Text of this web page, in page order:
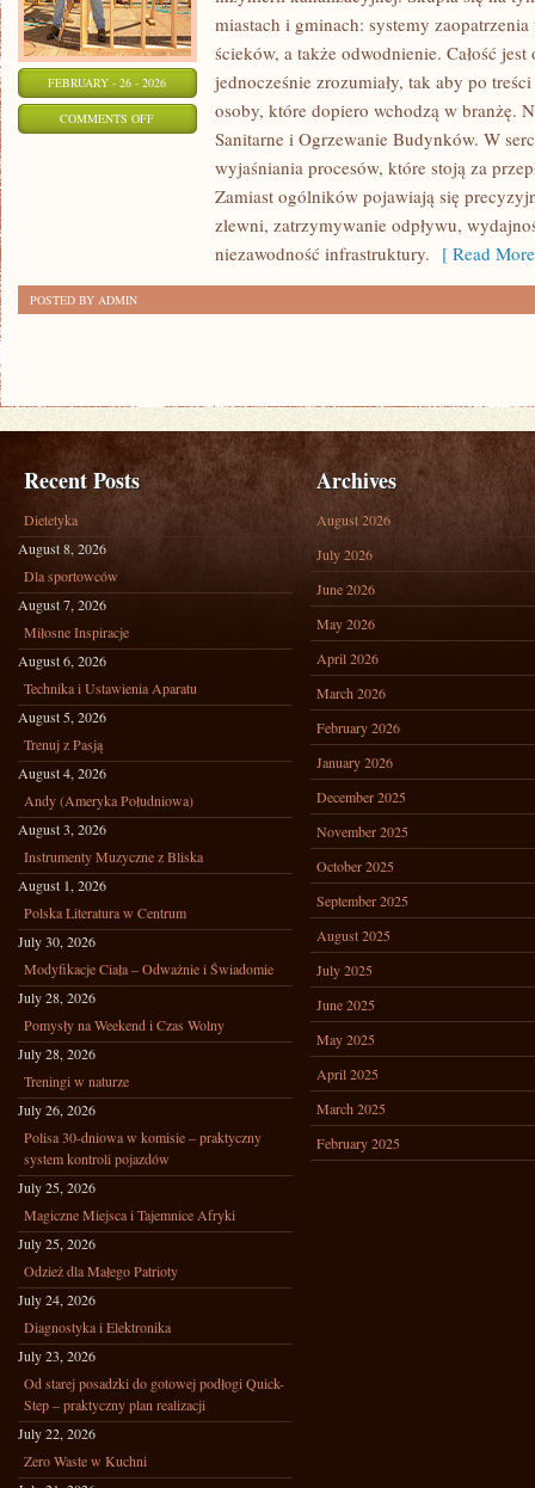
FEBRUARY - 26 - 2026
COMMENTS OFFON
INŻYNIERIA
KANALIZACYJNA
miastach i gminach: systemy
ścieków, a także odwodnienie. Całość
jednocześnie zrozumiały, tak aby po
osoby, które dopiero wchodzą w branżę.
Sanitarne i Ogrzewanie Budynków. W
wyjaśniania procesów, które stoją za
Zamiast ogólników pojawiają się
zlewni, zatrzymywanie odpływu,
niezawodność infrastruktury. [ Read
POSTED BY ADMIN
Recent Posts
Dietetyka
August 8, 2026
Dla sportowców
August 7, 2026
Miłosne Inspiracje
August 6, 2026
Technika i Ustawienia Aparatu
August 5, 2026
Trenuj z Pasją
August 4, 2026
Andy (Ameryka Południowa)
August 3, 2026
Instrumenty Muzyczne z Bliska
August 1, 2026
Polska Literatura w Centrum
July 30, 2026
Modyfikacje Ciała – Odważnie i Świadomie
July 28, 2026
Pomysły na Weekend i Czas Wolny
July 28, 2026
Treningi w naturze
July 26, 2026
Polisa 30-dniowa w komisie – praktyczny
system kontroli pojazdów
July 25, 2026
Magiczne Miejsca i Tajemnice Afryki
July 25, 2026
Odzież dla Małego Patrioty
July 24, 2026
Diagnostyka i Elektronika
July 23, 2026
Od starej posadzki do gotowej podłogi Quick-
Step – praktyczny plan realizacji
July 22, 2026
Zero Waste w Kuchni
Archives
August 2026
July 2026
June 2026
May 2026
April 2026
March 2026
February 2026
January 2026
December 2025
November 2025
October 2025
September 2025
August 2025
July 2025
June 2025
May 2025
April 2025
March 2025
February 2025